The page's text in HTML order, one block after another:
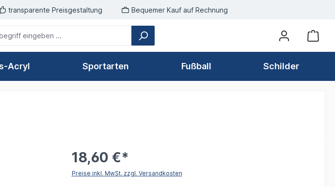
transparente Preisgestaltung Bequemer Kauf auf Rechnung
Acryl Sportarten Fußball Schilder
18,60 €*
Preise inkl. MwSt. zzgl. Versandkosten